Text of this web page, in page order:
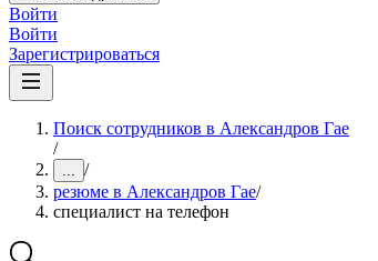
Войти
Войти
Зарегистрироваться
Поиск сотрудников в Александров Гае
/
... /
резюме в Александров Гае/
специалист на телефон